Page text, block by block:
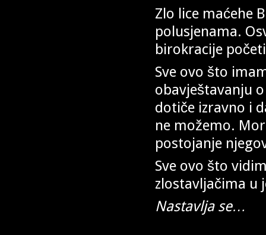
Zlo lice maćehe
polusjenama.
birokracije
Sve ovo što
obavještavanju
dotiče izravno i
ne možemo.
postojanje
Sve ovo što
zlostavljačima u
Nastavlja se…